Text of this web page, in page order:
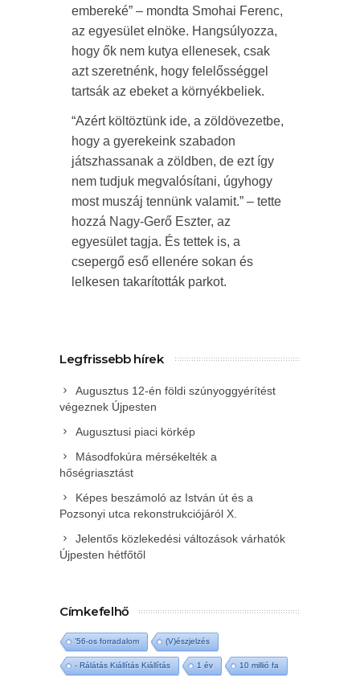
embereké” – mondta Smohai Ferenc,
az egyesület elnöke. Hangsúlyozza,
hogy ők nem kutya ellenesek, csak
azt szeretnénk, hogy felelősséggel
tartsák az ebeket a környékbeliek.
“Azért költöztünk ide, a zöldövezetbe,
hogy a gyerekeink szabadon
játszhassanak a zöldben, de ezt így
nem tudjuk megvalósítani, úgyhogy
most muszáj tennünk valamit.” – tette
hozzá Nagy-Gerő Eszter, az
egyesület tagja. És tettek is, a
csepergő eső ellenére sokan és
lelkesen takarították parkot.
Legfrissebb hírek
Augusztus 12-én földi szúnyoggyérítést
végeznek Újpesten
Augusztusi piaci körkép
Másodfokúra mérsékelték a
hőségriasztást
Képes beszámoló az István út és a
Pozsonyi utca rekonstrukciójáról X.
Jelentős közlekedési változások várhatók
Újpesten hétfőtől
Címkefelhő
'56-os forradalom (V)észjelzés
- Rálátás Kiállítás Kiállítás 1 év 10 millió fa